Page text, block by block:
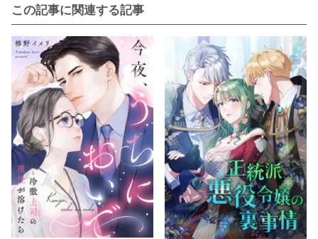
この記事に関連する記事